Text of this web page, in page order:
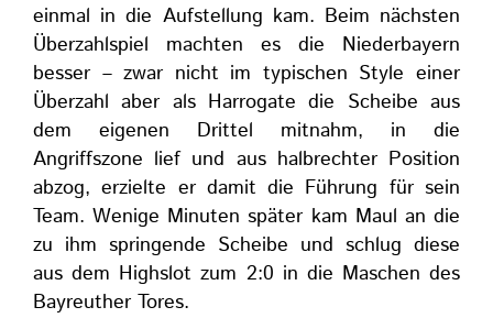
einmal in die Aufstellung kam. Beim nächsten
Überzahlspiel machten es die Niederbayern
besser – zwar nicht im typischen Style einer
Überzahl aber als Harrogate die Scheibe aus
dem eigenen Drittel mitnahm, in die
Angriffszone lief und aus halbrechter Position
abzog, erzielte er damit die Führung für sein
Team. Wenige Minuten später kam Maul an die
zu ihm springende Scheibe und schlug diese
aus dem Highslot zum 2:0 in die Maschen des
Bayreuther Tores.